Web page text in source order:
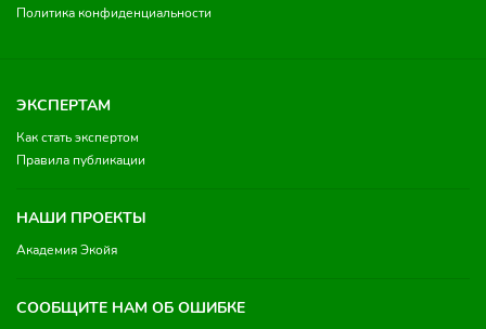
Политика конфиденциальности
ЭКСПЕРТАМ
Как стать экспертом
Правила публикации
НАШИ ПРОЕКТЫ
Академия Экойя
СООБЩИТЕ НАМ ОБ ОШИБКЕ